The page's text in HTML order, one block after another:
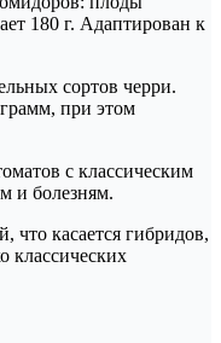
180 г. Адаптирован к
сортов черри.
при этом
с классическим
и болезням.
что касается гибридов,
классических